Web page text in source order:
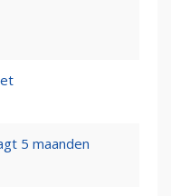
5 maanden